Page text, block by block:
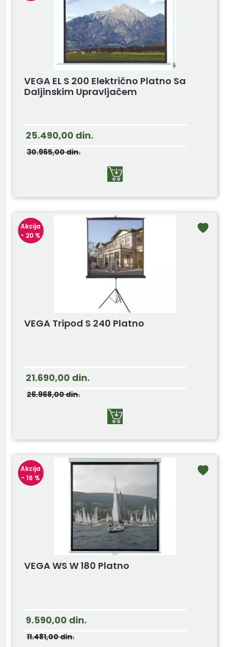
VEGA EL S 200 Električno Platno Sa
Daljinskim Upravljačem
25.490,00 din.
30.965,00din.
Akcija
- 20 %
VEGA Tripod S 240 Platno
21.690,00 din.
26.968,00din.
Akcija
- 16 %
VEGA WS W 180 Platno
9.590,00 din.
11.481,00din.